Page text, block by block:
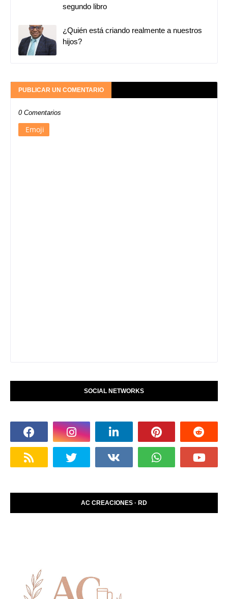
segundo libro
¿Quién está criando realmente a nuestros
hijos?
PUBLICAR UN COMENTARIO
0 Comentarios
Emoji
SOCIAL NETWORKS
AC CREACIONES · RD